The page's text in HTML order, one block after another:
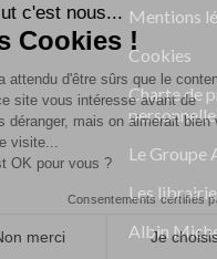
Salut c'est nous...
les Cookies !
On a attendu d'être sûrs
de ce site vous intéresse
vous déranger, mais on
votre visite...
C'est OK pour vous ?
Non merci
Mentions
Cookies
Charte de
Le Groupe
Les
Albin